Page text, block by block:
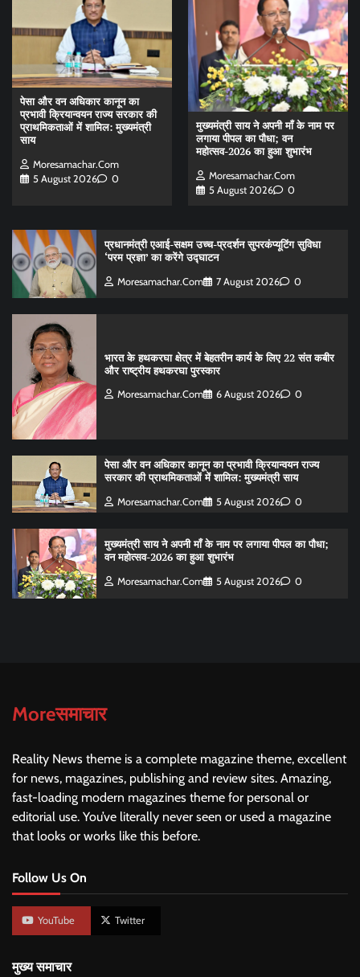
पेसा और वन अधिकार कानून का
प्रभावी क्रियान्वयन राज्य सरकार की
प्राथमिकताओं में शामिल: मुख्यमंत्री
साय
Moresamachar.com
5 August 2026
0
मुख्यमंत्री साय ने अपनी माँ के नाम पर
लगाया पीपल का पौधा; वन
महोत्सव-2026 का हुआ शुभारंभ
Moresamachar.com
5 August 2026
0
प्रधानमंत्री एआई-सक्षम उच्च-प्रदर्शन सुपरकंप्यूटिंग सुविधा
‘परम प्रज्ञा’ का करेंगे उद्घाटन
Moresamachar.com 7 August 2026 0
भारत के हथकरघा क्षेत्र में बेहतरीन कार्य के लिए 22 संत कबीर
और राष्ट्रीय हथकरघा पुरस्कार
Moresamachar.com 6 August 2026 0
पेसा और वन अधिकार कानून का प्रभावी क्रियान्वयन राज्य
सरकार की प्राथमिकताओं में शामिल: मुख्यमंत्री साय
Moresamachar.com 5 August 2026 0
मुख्यमंत्री साय ने अपनी माँ के नाम पर लगाया पीपल का पौधा;
वन महोत्सव-2026 का हुआ शुभारंभ
Moresamachar.com 5 August 2026 0
Moreसमाचार
Reality News theme is a complete magazine theme, excellent
for news, magazines, publishing and review sites. Amazing,
fast-loading modern magazines theme for personal or
editorial use. You’ve literally never seen or used a magazine
that looks or works like this before.
Follow Us On
YouTube Twitter
मुख्य समाचार